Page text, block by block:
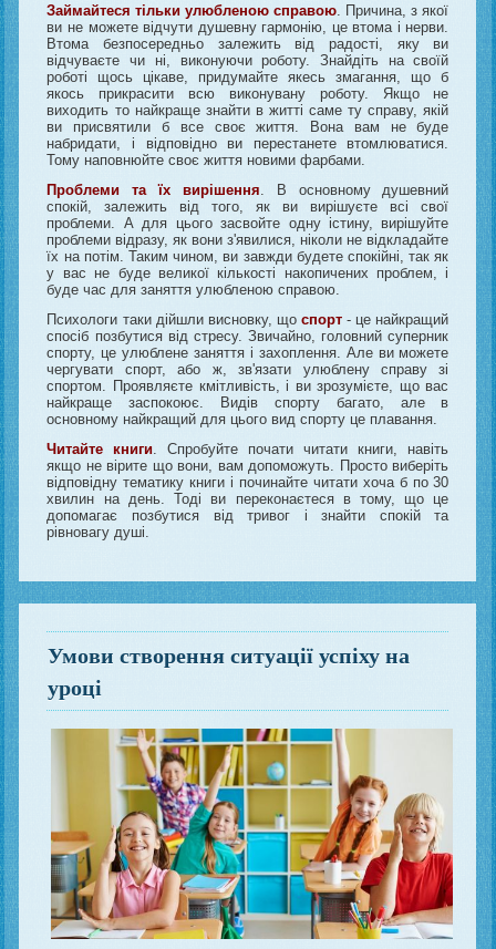
Займайтеся тільки улюбленою справою . Причина, з якої
ви не можете відчути душевну гармонію, це втома і нерви.
Втома безпосередньо залежить від радості, яку ви
відчуваєте чи ні, виконуючи роботу. Знайдіть на своїй
роботі щось цікаве, придумайте якесь змагання, що б
якось прикрасити всю виконувану роботу. Якщо не
виходить то найкраще знайти в житті саме ту справу, якій
ви присвятили б все своє життя. Вона вам не буде
набридати, і відповідно ви перестанете втомлюватися.
Тому наповнюйте своє життя новими фарбами.
Проблеми та їх вирішення . В основному душевний
спокій, залежить від того, як ви вирішуєте всі свої
проблеми. А для цього засвойте одну істину, вирішуйте
проблеми відразу, як вони з'явилися, ніколи не відкладайте
їх на потім. Таким чином, ви завжди будете спокійні, так як
у вас не буде великої кількості накопичених проблем, і
буде час для заняття улюбленою справою.
Психологи таки дійшли висновку, щоспорт - це найкращий
спосіб позбутися від стресу. Звичайно, головний суперник
спорту, це улюблене заняття і захоплення. Але ви можете
чергувати спорт, або ж, зв'язати улюблену справу зі
спортом. Проявляєте кмітливість, і ви зрозумієте, що вас
найкраще заспокоює. Видів спорту багато, але в
основному найкращий для цього вид спорту це плавання.
Читайте книги . Спробуйте почати читати книги, навіть
якщо не вірите що вони, вам допоможуть. Просто виберіть
відповідну тематику книги і починайте читати хоча б по 30
хвилин на день. Тоді ви переконаєтеся в тому, що це
допомагає позбутися від тривог і знайти спокій та
рівновагу душі.
Умови створення ситуації успіху на
уроці